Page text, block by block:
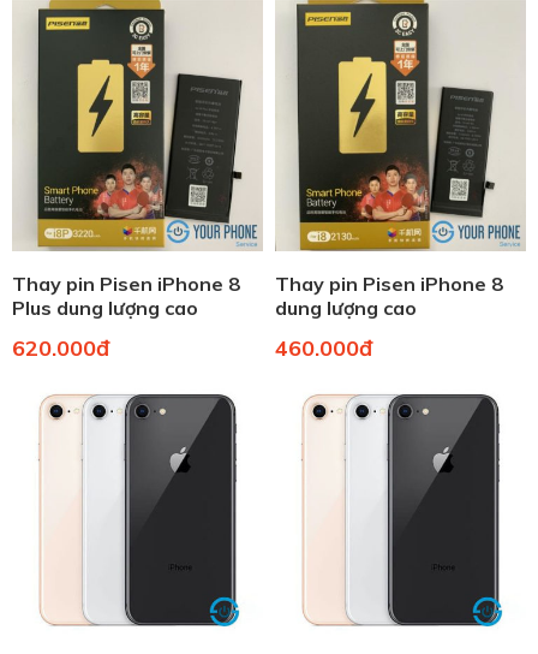
Thay pin Pisen iPhone 8
Plus dung lượng cao
620.000đ
Thay pin Pisen iPhone 8
dung lượng cao
460.000đ